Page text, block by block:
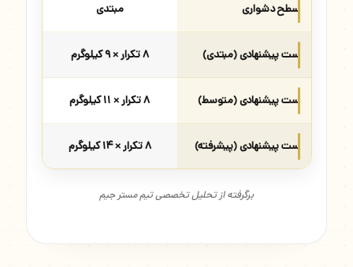
سطح دشواری مبتدی
ست پیشنهادی (مبتدی) ۸ تکرار × ۹ کیلوگرم
ست پیشنهادی (متوسط) ۸ تکرار × ۱۱ کیلوگرم
ست پیشنهادی (پیشرفته) ۸ تکرار × ۱۴ کیلوگرم
برگرفته از تحلیل تخصصی تیم مستر جیم